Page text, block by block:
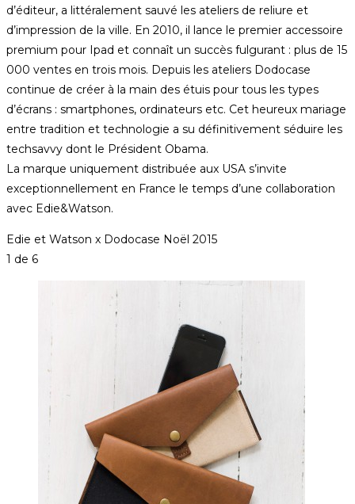
d’éditeur, a littéralement sauvé les ateliers de reliure et
d’impression de la ville. En 2010, il lance le premier accessoire
premium pour Ipad et connaît un succès fulgurant : plus de 15
000 ventes en trois mois. Depuis les ateliers Dodocase
continue de créer à la main des étuis pour tous les types
d’écrans : smartphones, ordinateurs etc. Cet heureux mariage
entre tradition et technologie a su définitivement séduire les
techsavvy dont le Président Obama.
La marque uniquement distribuée aux USA s’invite
exceptionnellement en France le temps d’une collaboration
avec Edie&Watson.
Edie et Watson x Dodocase Noël 2015
1 de 6